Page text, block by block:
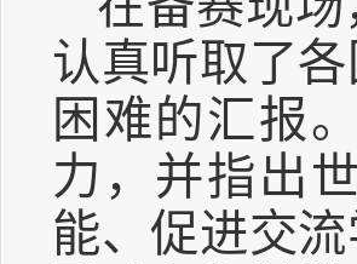
认真听取了
困难的汇报
力，并指出
能、促进交